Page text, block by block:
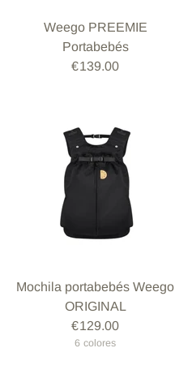
Weego PREEMIE
Portabebés
€139.00
Mochila portabebés Weego
ORIGINAL
€129.00
6 colores